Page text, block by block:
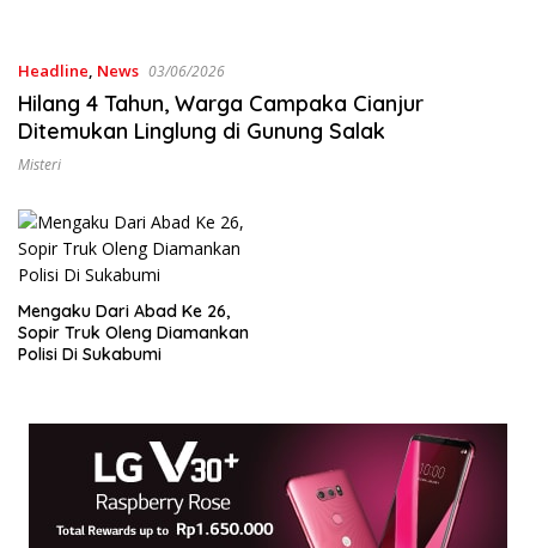
Headline, News 03/06/2026
Hilang 4 Tahun, Warga Campaka Cianjur
Ditemukan Linglung di Gunung Salak
Misteri
Mengaku Dari Abad Ke 26,
Sopir Truk Oleng Diamankan
Polisi Di Sukabumi